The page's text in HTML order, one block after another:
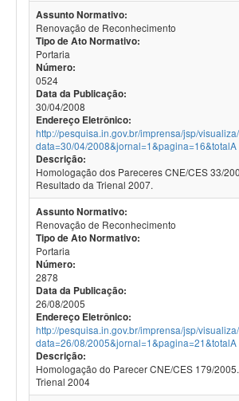
Assunto Normativo:
Renovação de Reconhecimento
Tipo de Ato Normativo:
Portaria
Número:
0524
Data da Publicação:
30/04/2008
Endereço Eletrônico:
http://pesquisa.in.gov.br/imprensa/jsp/
data=30/04/2008&jornal=1&pagina=16&totalA
Descrição:
Homologação dos Pareceres CNE/CES 33/
Resultado da Trienal 2007.
Assunto Normativo:
Renovação de Reconhecimento
Tipo de Ato Normativo:
Portaria
Número:
2878
Data da Publicação:
26/08/2005
Endereço Eletrônico:
http://pesquisa.in.gov.br/imprensa/jsp/
data=26/08/2005&jornal=1&pagina=21&totalA
Descrição:
Homologação do Parecer CNE/CES 179/
Trienal 2004